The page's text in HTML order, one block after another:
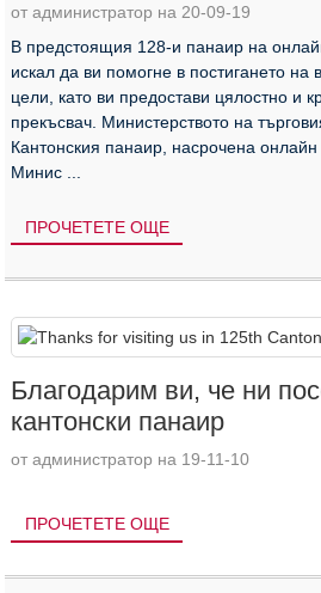
от администратор на 20-09-19
В предстоящия 128-и панаир на
искал да ви помогне в постигането на
цели, като ви предостави цялостно и
прекъсвач. Министерството на
Кантонския панаир, насрочена онлайн
Минис ...
ПРОЧЕТЕТЕ ОЩЕ
Благодарим ви, че ни
кантонски панаир
от администратор на 19-11-10
ПРОЧЕТЕТЕ ОЩЕ